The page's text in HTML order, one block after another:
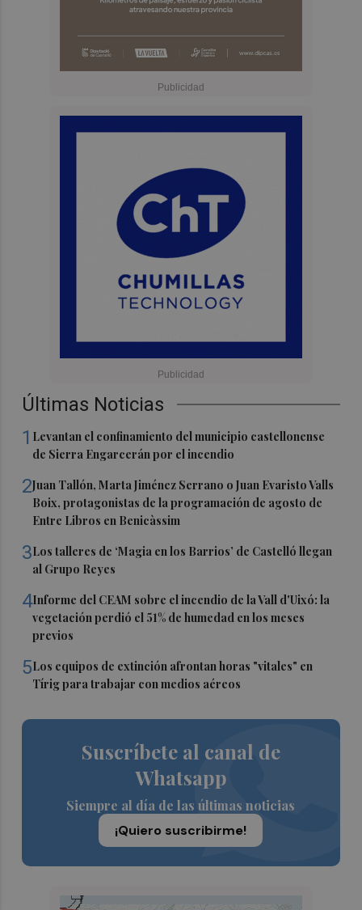
Últimas Noticias
1 Levantan el confinamiento del municipio castellonense
de Sierra Engarcerán por el incendio
2Juan Tallón, Marta Jiménez Serrano o Juan Evaristo Valls
Boix, protagonistas de la programación de agosto de
Entre Libros en Benicàssim
3Los talleres de ‘Magia en los Barrios’ de Castelló llegan
al Grupo Reyes
4Informe del CEAM sobre el incendio de la Vall d'Uixó: la
vegetación perdió el 51% de humedad en los meses
previos
5Los equipos de extinción afrontan horas "vitales" en
Tírig para trabajar con medios aéreos
Suscríbete al canal de
Whatsapp
Siempre al día de las últimas noticias
¡Quiero suscribirme!